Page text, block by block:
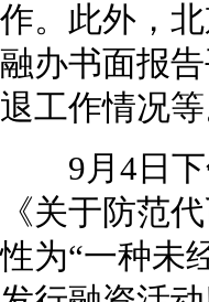
作。此外，
融办书面报
退工作情况等
9月4日下
《关于防范
性为“一种未